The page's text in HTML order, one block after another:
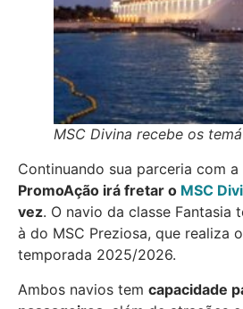
MSC Divina recebe os
Continuando sua parceria com a
PromoAção irá fretar o MSC
vez. O navio da classe Fantasia
à do MSC Preziosa, que realiza
temporada 2025/2026.
Ambos navios tem capacidade